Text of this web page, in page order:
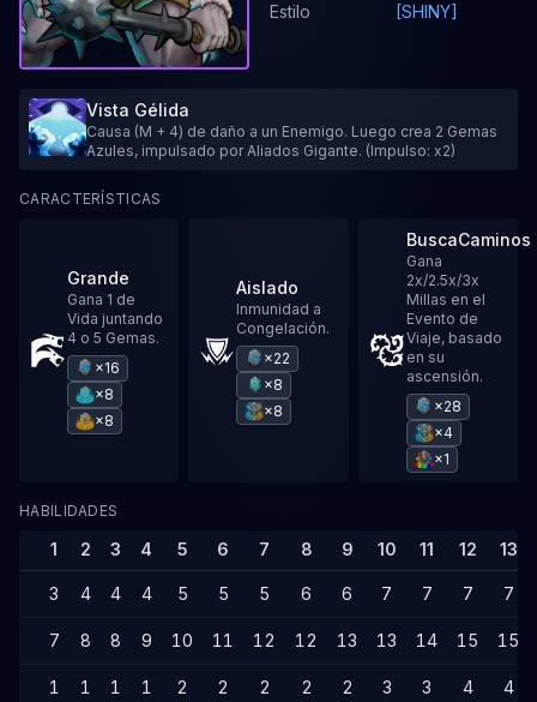
Estilo
[SHINY]
Vista Gélida
Causa (M + 4) de daño a un Enemigo. Luego crea 2 Gemas
Azules, impulsado por Aliados Gigante. (Impulso: x2)
CARACTERÍSTICAS
Grande
Gana 1 de
Vida juntando
4 o 5 Gemas.
×16
×8
×8
Aislado
Inmunidad a
Congelación.
×22
×8
×8
BuscaCaminos
Gana
2x/2.5x/3x
Millas en el
Evento de
Viaje, basado
en su
ascensión.
×28
×4
×1
HABILIDADES
1 2 3 4 5 6 7 8 9 10 11 12 13
3 4 4 4 5 5 5 6 6 7 7 7 7
7 8 8 9 10 11 12 12 13 13 14 15 15
1 1 1 1 2 2 2 2 2 3 3 4 4